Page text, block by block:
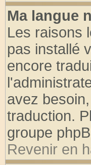
Ma langue
Les raisons
pas installé
encore
avez
traduction.
groupe
Revenir en